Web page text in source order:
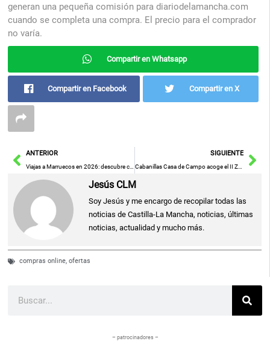
generan una pequeña comisión para diariodelamancha.com
cuando se completa una compra. El precio para el comprador
no varía.
Compartir en Whatsapp
Compartir en Facebook Compartir en X
AntANTERIOR SIGUIENTE
Jesús CLM
Soy Jesús y me encargo de recopilar todas las
noticias de Castilla-La Mancha, noticias, últimas
noticias, actualidad y mucho más.
compras online,ofertas
– patrocinadores –